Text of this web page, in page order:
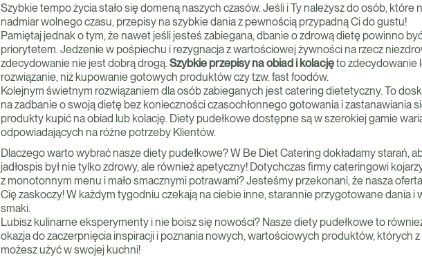
Szybkie tempo życia stało się domeną naszych czasów. Jeśli i Ty należysz do osób, które
nadmiar wolnego czasu, przepisy na szybkie dania z pewnością przypadną Ci do gustu!
Pamiętaj jednak o tym, że nawet jeśli jesteś zabiegana, dbanie o zdrową dietę powinno
priorytetem. Jedzenie w pośpiechu i rezygnacja z wartościowej żywności na rzecz
zdecydowanie nie jest dobrą drogą.Szybkie przepisy na obiad i kolacjęto zdecydowanie
rozwiązanie, niż kupowanie gotowych produktów czy tzw. fast foodów.
Kolejnym świetnym rozwiązaniem dla osób zabieganych jest catering dietetyczny. To
na zadbanie o swoją dietę bez konieczności czasochłonnego gotowania i zastanawiania
produkty kupić na obiad lub kolację. Diety pudełkowe dostępne są w szerokiej gamie
odpowiadających na różne potrzeby Klientów.
Dlaczego warto wybrać nasze diety pudełkowe? W Be Diet Catering dokładamy starań,
jadłospis był nie tylko zdrowy, ale również apetyczny! Dotychczas firmy cateringowi
z monotonnym menu i mało smacznymi potrawami? Jesteśmy przekonani, że nasza
Cię zaskoczy! W każdym tygodniu czekają na ciebie inne, starannie przygotowane dania i
smaki.
Lubisz kulinarne eksperymenty i nie boisz się nowości? Nasze diety pudełkowe to
okazja do zaczerpnięcia inspiracji i poznania nowych, wartościowych produktów, których
możesz użyć w swojej kuchni!